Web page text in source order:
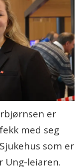
er
med seg
som er
Ung-leiaren.